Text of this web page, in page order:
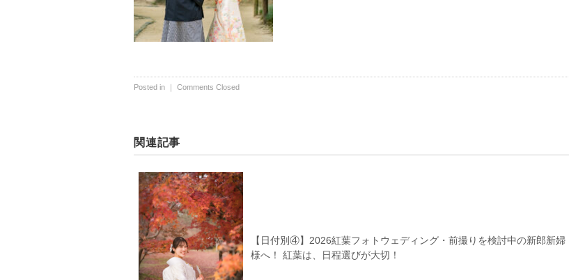
Posted in ｜ Comments Closed
関連記事
【日付別④】2026紅葉フォトウェディング・前撮りを検討中の新郎新婦
様へ！ 紅葉は、日程選びが大切！